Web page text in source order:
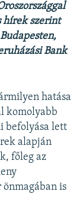
hírek szerint
Bank
hatása
komolyabb
befolyása lett
alapján
főleg az
is